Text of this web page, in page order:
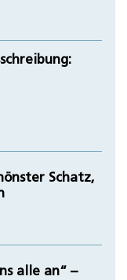
Schatz,
alle an“ –